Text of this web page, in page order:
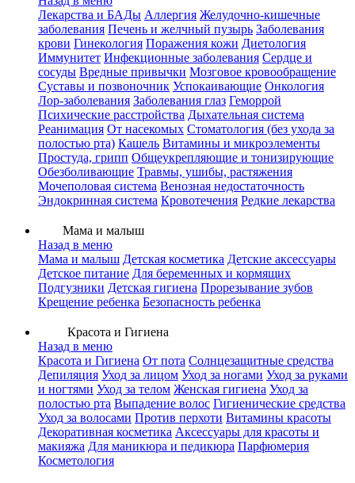
Лекарства и БАДы Аллергия Желудочно-кишечные
заболевания Печень и желчный пузырь Заболевания
крови Гинекология Поражения кожи Диетология
Иммунитет Инфекционные заболевания Сердце и
сосуды Вредные привычки Мозговое кровообращение
Суставы и позвоночник Успокаивающие Онкология
Лор-заболевания Заболевания глаз Геморрой
Психические расстройства Дыхательная система
Реанимация От насекомых Стоматология (без ухода за
полостью рта) Кашель Витамины и микроэлементы
Простуда, грипп Общеукрепляющие и тонизирующие
Обезболивающие Травмы, ушибы, растяжения
Мочеполовая система Венозная недостаточность
Эндокринная система Кровотечения Редкие лекарства
Мама и малыш
Назад в меню
Мама и малыш Детская косметика Детские аксессуары
Детское питание Для беременных и кормящих
Подгузники Детская гигиена Прорезывание зубов
Крещение ребенка Безопасность ребенка
Красота и Гигиена
Назад в меню
Красота и Гигиена От пота Солнцезащитные средства
Депиляция Уход за лицом Уход за ногами Уход за руками
и ногтями Уход за телом Женская гигиена Уход за
полостью рта Выпадение волос Гигиенические средства
Уход за волосами Против перхоти Витамины красоты
Декоративная косметика Аксессуары для красоты и
макияжа Для маникюра и педикюра Парфюмерия
Косметология